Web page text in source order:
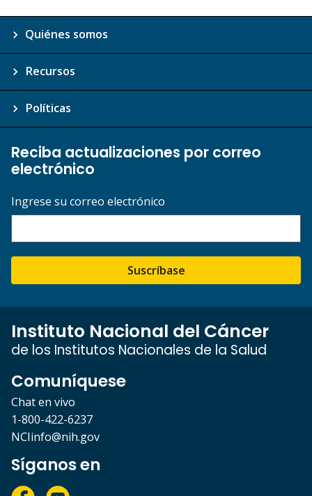
Quiénes somos
Recursos
Políticas
Reciba actualizaciones por correo
electrónico
Ingrese su correo electrónico
Suscríbase
Instituto Nacional del Cáncer
de los Institutos Nacionales de la Salud
Comuníquese
Chat en vivo
1-800-422-6237
NCIinfo@nih.gov
Síganos en